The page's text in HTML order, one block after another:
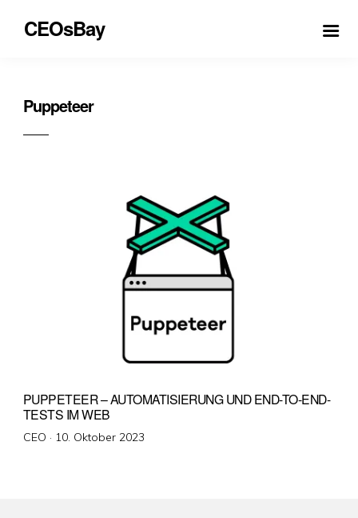
CEOsBay
Puppeteer
PUPPETEER – AUTOMATISIERUNG UND END-TO-END-
TESTS IM WEB
CEO · Veröffentlicht
10. Oktober 2023